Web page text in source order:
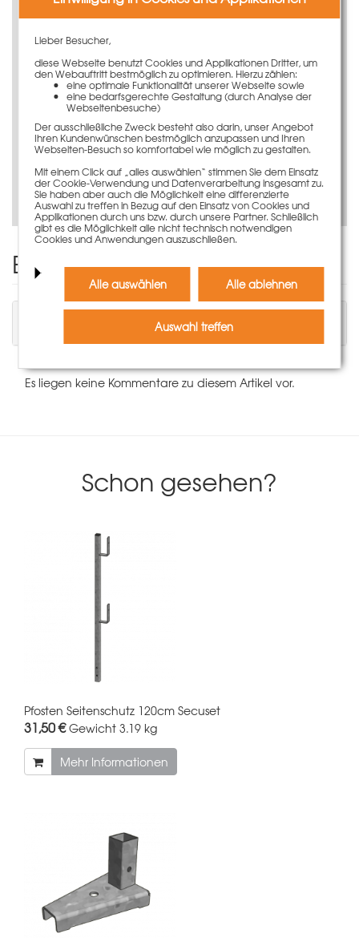
Jetzt virtuell entdecken
Produktvideo ansehen
Einen Kommentar schreiben
Sie müssen angemeldet sein, um einen
Kommentar schreiben zu können.
Es liegen keine Kommentare zu diesem Artikel vor.
Schon gesehen?
Pfosten Seitenschutz 120cm Secuset
31,50 €Gewicht 3.19 kg
Mehr Informationen
Lieber Besucher,
diese Webseite benutzt Cookies und Applikationen Dritter, um
den Webauftritt bestmöglich zu optimieren. Hierzu zählen:
eine optimale Funktionalität unserer Webseite sowie
eine bedarfsgerechte Gestaltung (durch Analyse der
Webseitenbesuche)
Der ausschließliche Zweck besteht also darin, unser Angebot
Ihren Kundenwünschen bestmöglich anzupassen und Ihren
Webseiten-Besuch so komfortabel wie möglich zu gestalten.
Mit einem Click auf „alles auswählen“ stimmen Sie dem Einsatz
der Cookie-Verwendung und Datenverarbeitung insgesamt zu.
Sie haben aber auch die Möglichkeit eine differenzierte
Auswahl zu treffen in Bezug auf den Einsatz von Cookies und
Applikationen durch uns bzw. durch unsere Partner. Schließlich
gibt es die Möglichkeit alle nicht technisch notwendigen
Cookies und Anwendungen auszuschließen.
Alle auswählen Alle ablehnen
Auswahl treffen